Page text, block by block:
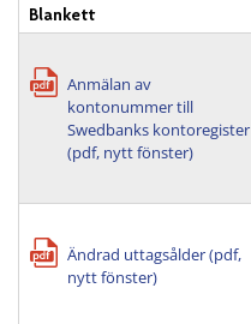
Blankett
Anmälan av
kontonummer till
Swedbanks kontoregister
(pdf, nytt fönster)
Ändrad uttagsålder (pdf,
nytt fönster)